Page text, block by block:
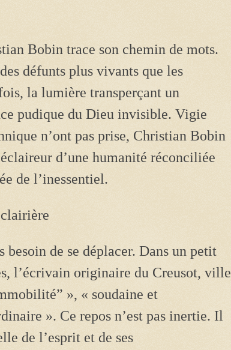
Bobin trace son chemin de mots.
défunts plus vivants que les
la lumière transperçant un
pudique du Dieu invisible. Vigie
n’ont pas prise, Christian Bobin
d’une humanité réconciliée
de l’inessentiel.
de se déplacer. Dans un petit
l’écrivain originaire du Creusot, ville
», « soudaine et
». Ce repos n’est pas inertie. Il
de l’esprit et de ses